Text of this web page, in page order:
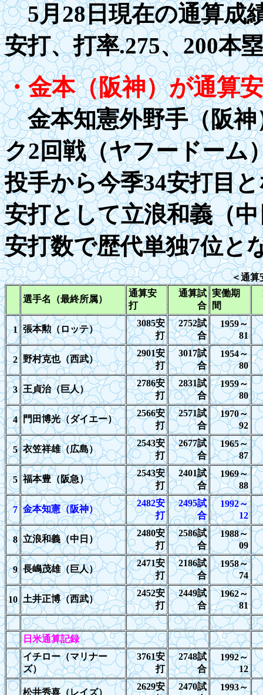
5月28日現在の通算成
安打、打率.275、200本
・金本（阪神）が通算
金本知憲外野手（阪神
ク2回戦（ヤフードーム
投手から今季34安打目
安打として立浪和義（
安打数で歴代単独7位と
＜通算
選手名（最終所属）
通算安
打
通算試
合
実働期
間
1 張本勲（ロッテ）
3085安
打
2752試
合
1959～
81
2 野村克也（西武）
2901安
打
3017試
合
1954～
80
3 王貞治（巨人）
2786安
打
2831試
合
1959～
80
4 門田博光（ダイエー）
2566安
打
2571試
合
1970～
92
5 衣笠祥雄（広島）
2543安
打
2677試
合
1965～
87
5 福本豊（阪急）
2543安
打
2401試
合
1969～
88
7 金本知憲（阪神）
2482安
打
2495試
合
1992～
12
8 立浪和義（中日）
2480安
打
2586試
合
1988～
09
9 長嶋茂雄（巨人）
2471安
打
2186試
合
1958～
74
10 土井正博（西武）
2452安
打
2449試
合
1962～
81
日米通算記録
イチロー（マリナー
ズ）
3761安
打
2748試
合
1992～
12
松井秀喜（レイズ）
2629安
2470試
1993～